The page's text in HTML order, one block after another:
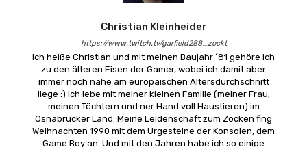
Christian Kleinheider
https://www.twitch.tv/garfield288_zockt
Ich heiße Christian und mit meinen Baujahr ´81 gehöre ich
zu den älteren Eisen der Gamer, wobei ich damit aber
immer noch nahe am europäischen Altersdurchschnitt
liege :) Ich lebe mit meiner kleinen Familie (meiner Frau,
meinen Töchtern und ner Hand voll Haustieren) im
Osnabrücker Land. Meine Leidenschaft zum Zocken fing
Weihnachten 1990 mit dem Urgesteine der Konsolen, dem
Game Boy an. Und mit den Jahren habe ich so einige